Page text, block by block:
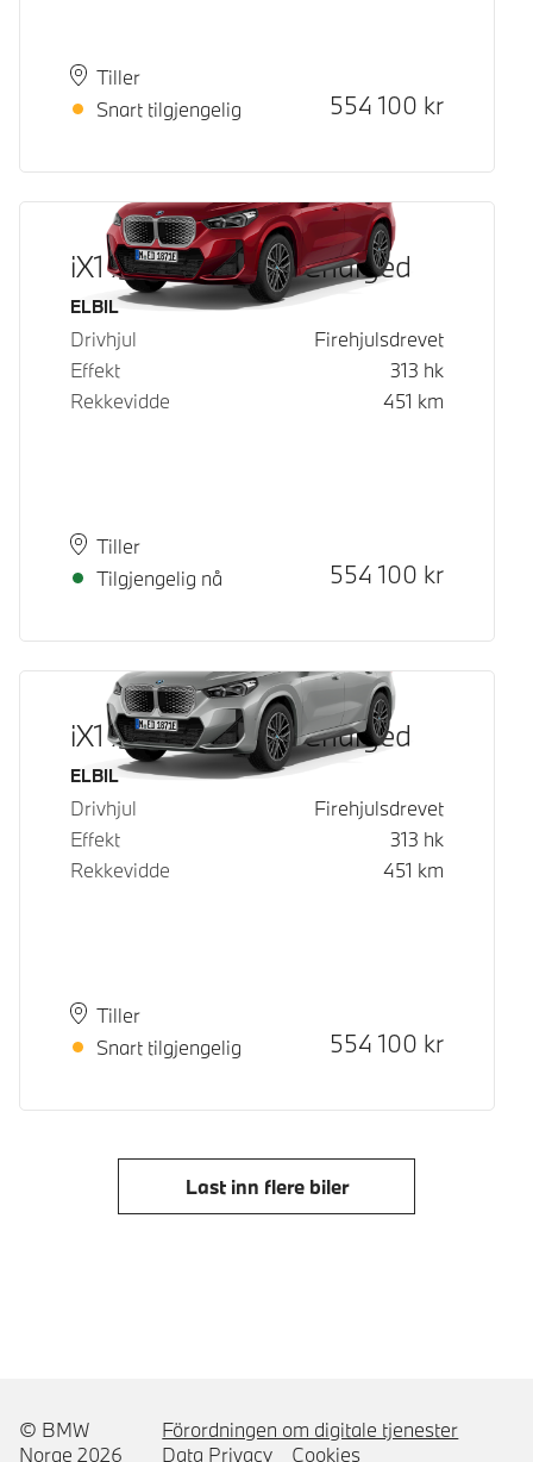
PlassTiller
Leveringstid
Snart tilgjengelig
Kontantpris
554 100 kr
iX1 xDrive30 Fully Charged
Drivstoff
ELBIL
Drivhjul
Firehjulsdrevet
Effekt
313 hk
Rekkevidde
451 km
PlassTiller
Leveringstid
Tilgjengelig nå
Kontantpris
554 100 kr
iX1 xDrive30 Fully Charged
Drivstoff
ELBIL
Drivhjul
Firehjulsdrevet
Effekt
313 hk
Rekkevidde
451 km
PlassTiller
Leveringstid
Snart tilgjengelig
Kontantpris
554 100 kr
Last inn flere biler
© BMW
Norge 2026
Förordningen om digitale tjenester
Data Privacy
Cookies